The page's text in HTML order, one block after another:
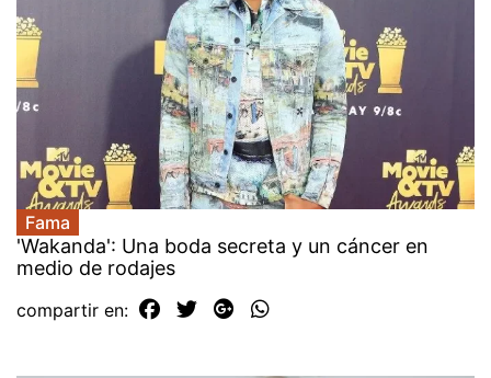
Fama
'Wakanda': Una boda secreta y un cáncer en
medio de rodajes
compartir en: